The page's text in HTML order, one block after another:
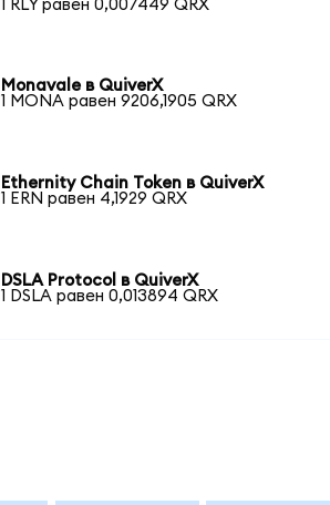
1 RLY равен 0,007449 QRX
Monavale в QuiverX
1 MONA равен 9206,1905 QRX
Ethernity Chain Token в QuiverX
1 ERN равен 4,1929 QRX
DSLA Protocol в QuiverX
1 DSLA равен 0,013894 QRX